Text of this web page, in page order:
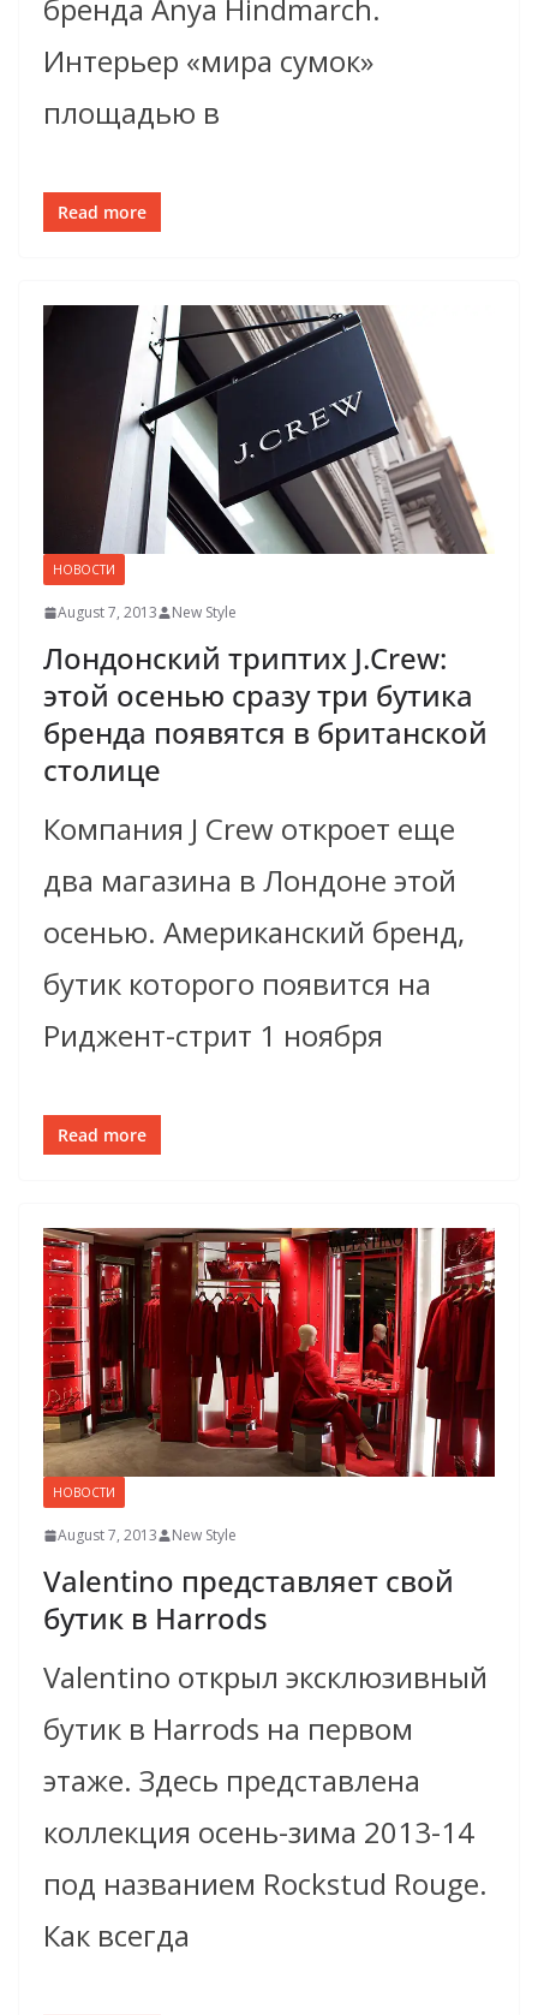
бренда Anya Hindmarch.
Интерьер «мира сумок»
площадью в
Read more
НОВОСТИ
August 7, 2013 New Style
Лондонский триптих J.Crew:
этой осенью сразу три бутика
бренда появятся в британской
столице
Компания J Crew откроет еще
два магазина в Лондоне этой
осенью. Американский бренд,
бутик которого появится на
Риджент-стрит 1 ноября
Read more
НОВОСТИ
August 7, 2013 New Style
Valentino представляет свой
бутик в Harrods
Valentino открыл эксклюзивный
бутик в Harrods на первом
этаже. Здесь представлена
коллекция осень-зима 2013-14
под названием Rockstud Rouge.
Как всегда